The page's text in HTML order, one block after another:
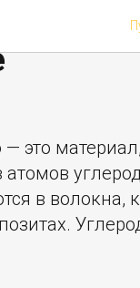
— это
в волокна,